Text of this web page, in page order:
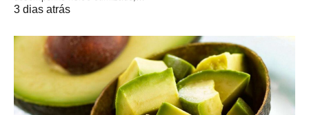
3 dias atrás